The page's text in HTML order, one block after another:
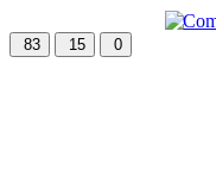
83 15 0